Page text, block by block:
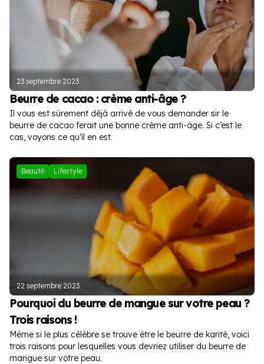
23 septembre 2023
Beurre de cacao : crème anti-âge ?
Il vous est sûrement déjà arrivé de vous demander sir le
beurre de cacao ferait une bonne crème anti-âge. Si c’est le
cas, voyons ce qu’il en est.
Beauté Lifestyle
22 septembre 2023
Pourquoi du beurre de mangue sur votre peau ?
Trois raisons !
Même si le plus célèbre se trouve être le beurre de karité, voici
trois raisons pour lesquelles vous devriez utiliser du beurre de
mangue sur votre peau.